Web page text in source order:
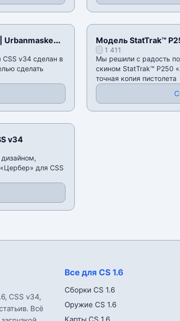
v34 сделан в
сделать
Модель StatTrak™
1 411
Мы решили с радость
скином StatTrak™ P250
точная копия пистолета
v34
для CSS
CSS v34,
Всё
Все для CS 1.6
Сборки CS 1.6
Оружие CS 1.6